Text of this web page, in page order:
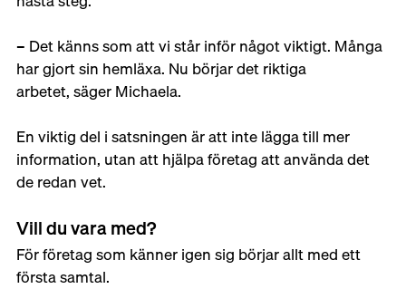
– Det känns som att vi står inför något viktigt. Många
har gjort sin hemläxa. Nu börjar det riktiga
arbetet, säger Michaela.
En viktig del i satsningen är att inte lägga till mer
information, utan att hjälpa företag att använda det
de redan vet.
Vill du vara med?
För företag som känner igen sig börjar allt med ett
första samtal.